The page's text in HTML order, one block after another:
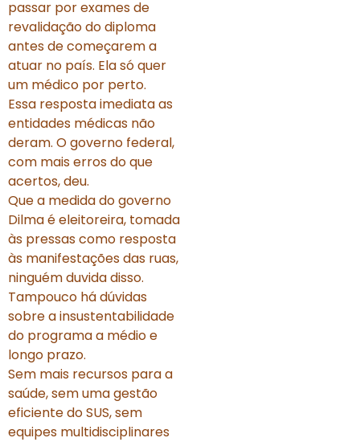
passar por exames de
revalidação do diploma
antes de começarem a
atuar no país. Ela só quer
um médico por perto.
Essa resposta imediata as
entidades médicas não
deram. O governo federal,
com mais erros do que
acertos, deu.
Que a medida do governo
Dilma é eleitoreira, tomada
às pressas como resposta
às manifestações das ruas,
ninguém duvida disso.
Tampouco há dúvidas
sobre a insustentabilidade
do programa a médio e
longo prazo.
Sem mais recursos para a
saúde, sem uma gestão
eficiente do SUS, sem
equipes multidisciplinares